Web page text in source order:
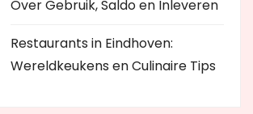
Over Gebruik, Saldo en Inleveren
Restaurants in Eindhoven:
Wereldkeukens en Culinaire Tips